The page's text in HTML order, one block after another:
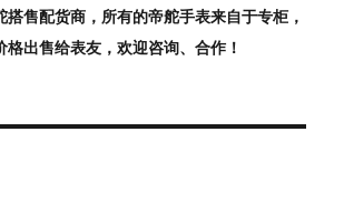
售配货商，所有的帝舵手表来自于专柜，
出售给表友，欢迎咨询、合作！